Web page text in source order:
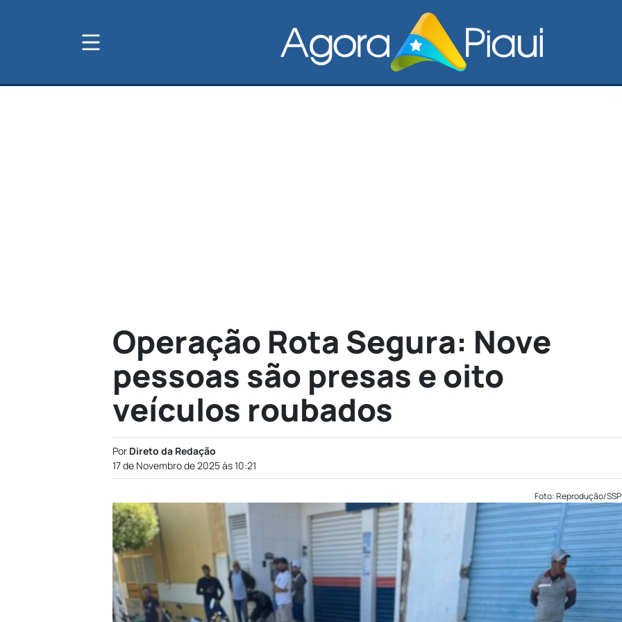
Operação Rota Segura: Nove
pessoas são presas e oito
veículos roubados
Por Direto da Redação
17 de Novembro de 2025 às 10:21
Foto: Reprodução/